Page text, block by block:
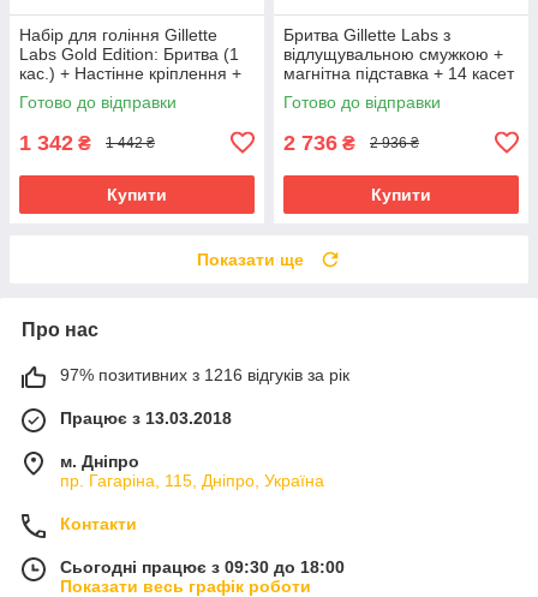
Набір для гоління Gillette
Labs Gold Edition: Бритва (1
кас.) + Настінне кріплення +
Гель 200 мл + Сумка 02894
Готово до відправки
1 342 ₴ 1 442 ₴
Купити
Бритва Gillette Labs з
відлущувальною смужкою +
магнітна підставка + 14 касет
+ кейс
Готово до відправки
2 736 ₴ 2 936 ₴
Купити
Показати ще
Про нас
97% позитивних з 1216 відгуків за рік
Працює з 13.03.2018
м. Дніпро
пр. Гагаріна, 115, Дніпро, Україна
Контакти
Сьогодні працює з 09:30 до 18:00
Показати весь графік роботи